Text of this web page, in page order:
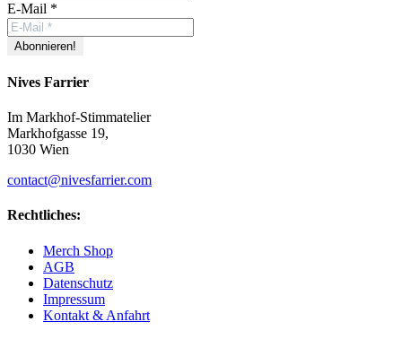
E-Mail *
Nives Farrier
Im Markhof-Stimmatelier
Markhofgasse 19,
1030 Wien
contact@nivesfarrier.com
Rechtliches:
Merch Shop
AGB
Datenschutz
Impressum
Kontakt & Anfahrt